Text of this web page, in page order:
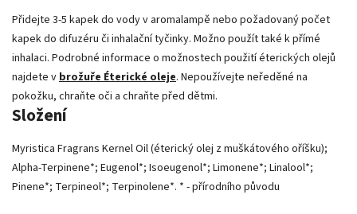
Přidejte 3-5 kapek do vody v aromalampě nebo požadovaný počet
kapek do difuzéru či inhalační tyčinky. Možno použít také k přímé
inhalaci. Podrobné informace o možnostech použití éterických olejů
najdete vbrožuře Éterické oleje. Nepoužívejte neředěné na
pokožku, chraňte oči a chraňte před dětmi.
Složení
Myristica Fragrans Kernel Oil (éterický olej z muškátového oříšku);
Alpha-Terpinene*; Eugenol*; Isoeugenol*; Limonene*; Linalool*;
Pinene*; Terpineol*; Terpinolene*. * - přírodního původu